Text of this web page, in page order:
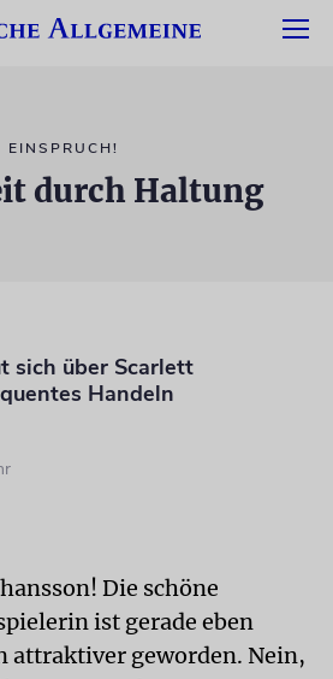
EINSPRUCH!
durch Haltung
sich über Scarlett
Handeln
Die schöne
ist gerade eben
attraktiver geworden. Nein,